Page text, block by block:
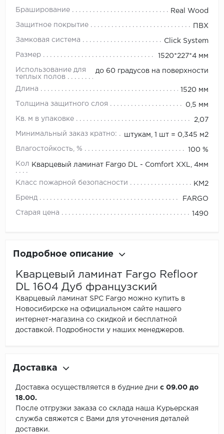
Браширование Real Wood
Защитное покрытие ПВХ
Замковая система Click System
Размер 1520*227*4 мм
Использование для
теплых полов
до 60 градусов на поверхности
Длина 1520 мм
Толщина защитного слоя 0,5 мм
Кв. м в упаковке 2,07
Минимальный заказ кратно: штукам, 1 шт = 0,345 м2
Влагостойкость, % 100 %
Коллекция
Кварцевый ламинат Fargo DL - Comfort XXL, 4мм
Класс пожарной безопасности КМ2
Бренд FARGO
Старая цена 1490
Подробное описание
Кварцевый ламинат Fargo Refloor
DL 1604 Дуб французский
Кварцевый ламинат SPC Fargo можно купить в
Новосибирске на официальном сайте нашего
интернет-магазина со скидкой и бесплатной
доставкой. Подробности у наших менеджеров.
Доставка
Доставка осуществляется в будние дни с 09.00 до
18.00.
После отгрузки заказа со склада наша Курьерская
служба свяжется с Вами для уточнения деталей
доставки.